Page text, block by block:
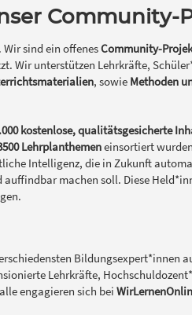
Community-
Wir sind ein offenesCommunity-
Wir unterstützen Lehrkräfte,
, sowie Methoden
kostenlose, qualitätsgesicherte
Lehrplanthemeneinsortiert
Intelligenz, die in Zukunft
auffindbar machen soll. Diese
Bildungsexpert*innen
Lehrkräfte,
engagieren sich bei